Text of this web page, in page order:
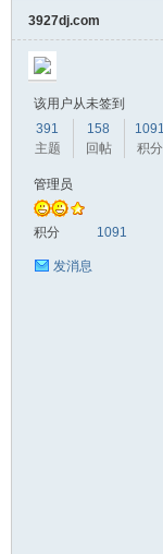
3927dj.com
该用户从未签到
391
主题
158
回帖
1091
积分
管理员
积分 1091
发消息